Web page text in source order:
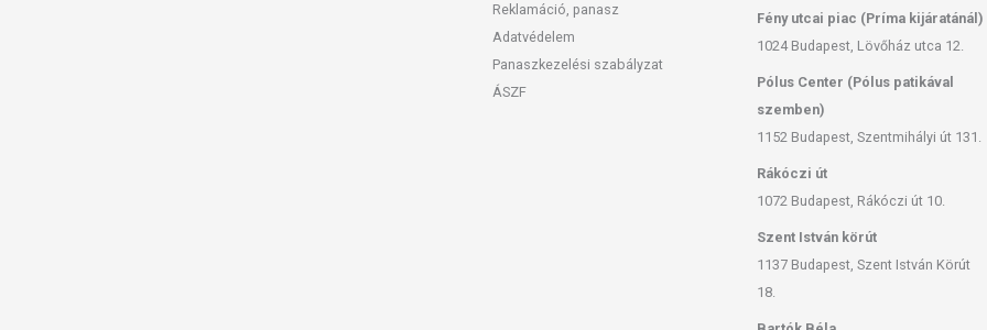
Reklamáció, panasz
Adatvédelem
Panaszkezelési szabályzat
ÁSZF
Fény utcai piac (Príma kijáratánál)
1024 Budapest, Lövőház utca 12.
Pólus Center (Pólus patikával
szemben)
1152 Budapest, Szentmihályi út 131.
Rákóczi út
1072 Budapest, Rákóczi út 10.
Szent István körút
1137 Budapest, Szent István Körút
18.